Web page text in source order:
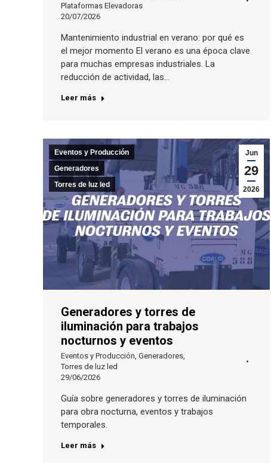
Plataformas Elevadoras
20/07/2026
Mantenimiento industrial en verano: por qué es
el mejor momento El verano es una época clave
para muchas empresas industriales. La
reducción de actividad, las…
Leer más
Jun
29
2026
Eventos y Producción
Generadores
Torres de luz led
Generadores y torres de
iluminación para trabajos
nocturnos y eventos
Eventos y Producción Generadores
Torres de luz led
29/06/2026
Guía sobre generadores y torres de iluminación
para obra nocturna, eventos y trabajos
temporales.
Leer más